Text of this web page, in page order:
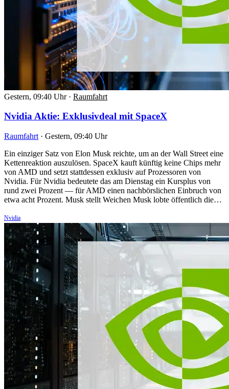
Gestern, 09:40 Uhr · Raumfahrt
Nvidia Aktie: Exklusivdeal mit SpaceX
Raumfahrt · Gestern, 09:40 Uhr
Ein einziger Satz von Elon Musk reichte, um an der Wall Street eine
Kettenreaktion auszulösen. SpaceX kauft künftig keine Chips mehr
von AMD und setzt stattdessen exklusiv auf Prozessoren von
Nvidia. Für Nvidia bedeutete das am Dienstag ein Kursplus von
rund zwei Prozent — für AMD einen nachbörslichen Einbruch von
etwa acht Prozent. Musk stellt Weichen Musk lobte öffentlich die…
Nvidia